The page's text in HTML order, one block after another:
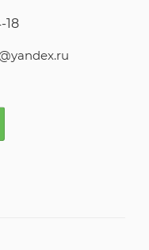
18